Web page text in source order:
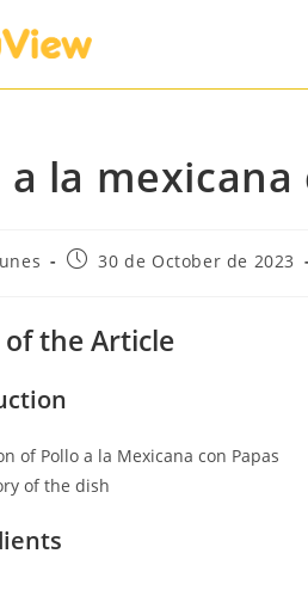
la mexicana
30 de October de 2023
the Article
of Pollo a la Mexicana con Papas
of the dish